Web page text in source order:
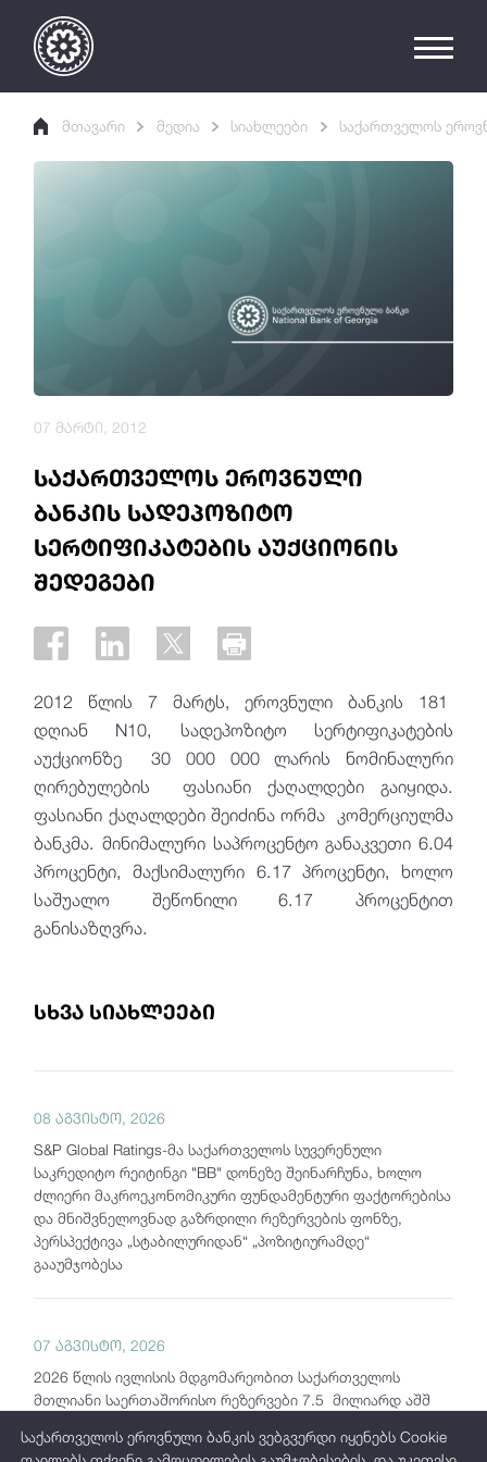
მთავარი მედია სიახლეები საქართველოს
საქართველოს ეროვნული
ბანკის სადეპოზიტო
სერტიფიკატების აუქციონის
შედეგები
07 მარტი, 2012
2012 წლის 7 მარტს, ეროვნული ბანკის 181
დღიან N10, სადეპოზიტო სერტიფიკატების
აუქციონზე 30 000 000 ლარის ნომინალური
ღირებულების ფასიანი ქაღალდები გაიყიდა.
ფასიანი ქაღალდები შეიძინა ორმა კომერციულმა
ბანკმა. მინიმალური საპროცენტო განაკვეთი 6.04
პროცენტი, მაქსიმალური 6.17 პროცენტი, ხოლო
საშუალო შეწონილი 6.17 პროცენტით
განისაზღვრა.
სხვა სიახლეები
08 აგვისტო, 2026
S&P Global Ratings-მა საქართველოს სუვერენული
საკრედიტო რეიტინგი "BB" დონეზე შეინარჩუნა, ხოლო
ძლიერი მაკროეკონომიკური ფუნდამენტური ფაქტორებისა
და მნიშვნელოვნად გაზრდილი რეზერვების ფონზე,
პერსპექტივა „სტაბილურიდან“ „პოზიტიურამდე“
გააუმჯობესა
07 აგვისტო, 2026
2026 წლის ივლისის მდგომარეობით საქართველოს
მთლიანი საერთაშორისო რეზერვები 7.5 მილიარდ აშშ
საქართველოს ეროვნული ბანკის ვებგვერდი იყენებს Cookie